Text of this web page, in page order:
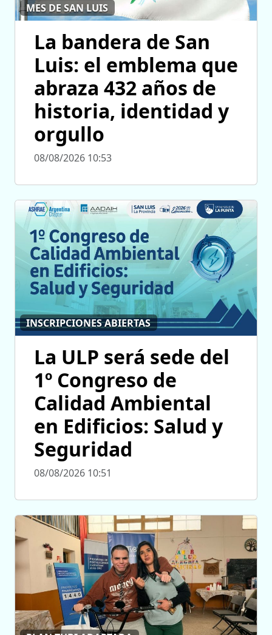
MES DE SAN LUIS
La bandera de San
Luis: el emblema que
abraza 432 años de
historia, identidad y
orgullo
08/08/2026 10:53
INSCRIPCIONES ABIERTAS
La ULP será sede del
1º Congreso de
Calidad Ambiental
en Edificios: Salud y
Seguridad
08/08/2026 10:51